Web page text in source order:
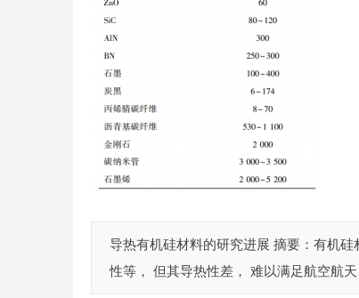
导热有机硅材料的研究进展 摘要：有机
性等， 但其导热性差， 难以满足航空航